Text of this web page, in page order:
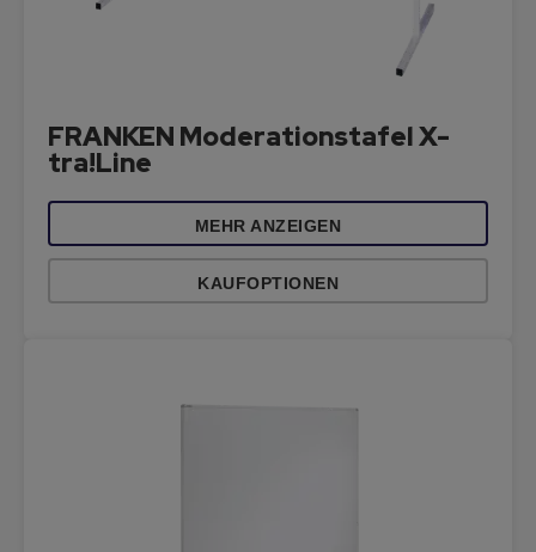
FRANKEN Moderationstafel X-
tra!Line
MEHR ANZEIGEN
KAUFOPTIONEN